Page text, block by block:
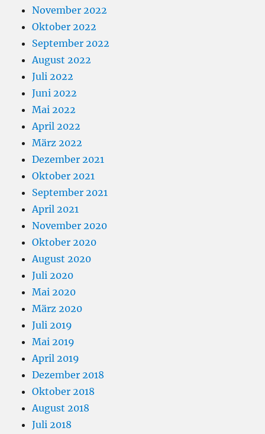
November 2022
Oktober 2022
September 2022
August 2022
Juli 2022
Juni 2022
Mai 2022
April 2022
März 2022
Dezember 2021
Oktober 2021
September 2021
April 2021
November 2020
Oktober 2020
August 2020
Juli 2020
Mai 2020
März 2020
Juli 2019
Mai 2019
April 2019
Dezember 2018
Oktober 2018
August 2018
Juli 2018